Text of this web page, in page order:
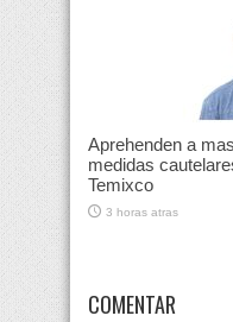
Aprehenden a
medidas
Temixco
3 horas atras
COMENTAR